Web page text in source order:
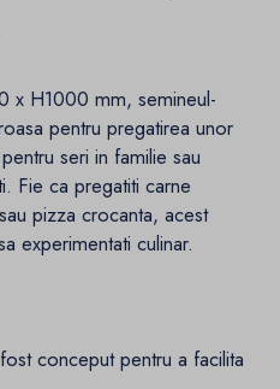
x H1000 mm, semineul-
pentru pregatirea unor
seri in familie sau
Fie ca pregatiti carne
pizza crocanta, acest
experimentati culinar.
conceput pentru a facilita